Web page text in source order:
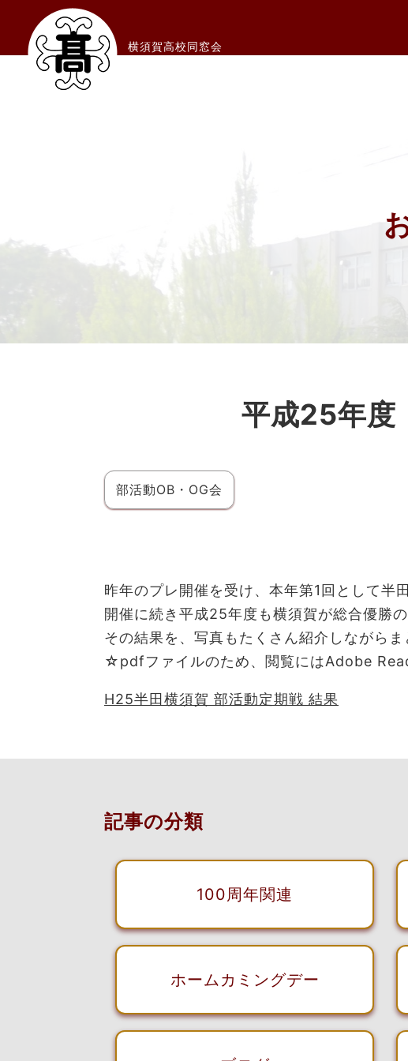
横須賀高校同窓会
平成25年度
部活動OB・OG会
昨年のプレ開催を受け、本年第1回として半
開催に続き平成25年度も横須賀が総合優勝の
その結果を、写真もたくさん紹介しながら
☆pdfファイルのため、閲覧にはAdobe
H25半田横須賀 部活動定期戦 結果
記事の分類
100周年関連
ホームカミングデー